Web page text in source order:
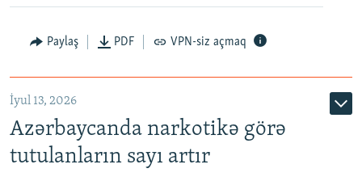
Paylaş PDF VPN-siz açmaq
İyul 13, 2026
Azərbaycanda narkotikə görə
tutulanların sayı artır